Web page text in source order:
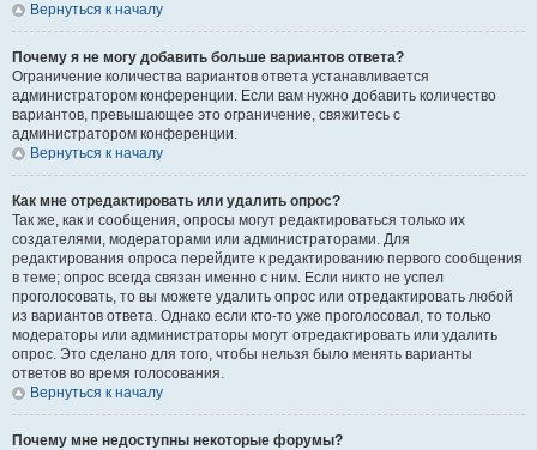
Вернуться к началу
Почему я не могу добавить больше вариантов ответа?
Ограничение количества вариантов ответа устанавливается
администратором конференции. Если вам нужно добавить количество
вариантов, превышающее это ограничение, свяжитесь с
администратором конференции.
Вернуться к началу
Как мне отредактировать или удалить опрос?
Так же, как и сообщения, опросы могут редактироваться только их
создателями, модераторами или администраторами. Для
редактирования опроса перейдите к редактированию первого сообщения
в теме; опрос всегда связан именно с ним. Если никто не успел
проголосовать, то вы можете удалить опрос или отредактировать любой
из вариантов ответа. Однако если кто-то уже проголосовал, то только
модераторы или администраторы могут отредактировать или удалить
опрос. Это сделано для того, чтобы нельзя было менять варианты
ответов во время голосования.
Вернуться к началу
Почему мне недоступны некоторые форумы?